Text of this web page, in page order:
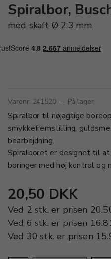
Spiralbor,
med skaft Ø 2,3 mm
Varenr. 241520 – På lager
Spiralbor til nøjagtige
smykkefremstilling,
bearbejdning.
Spiralboret er designet til
boringer med høj kontrol og
20,50 DKK
Ved 2 stk. er prisen
Ved 6 stk. er prisen
Ved 30 stk. er prisen